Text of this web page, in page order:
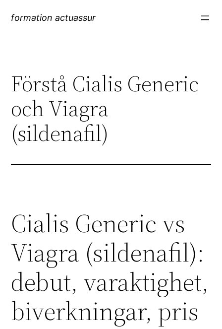
formation actuassur
Förstå Cialis Generic
och Viagra
(sildenafil)
Cialis Generic vs
Viagra (sildenafil):
debut, varaktighet,
biverkningar, pris